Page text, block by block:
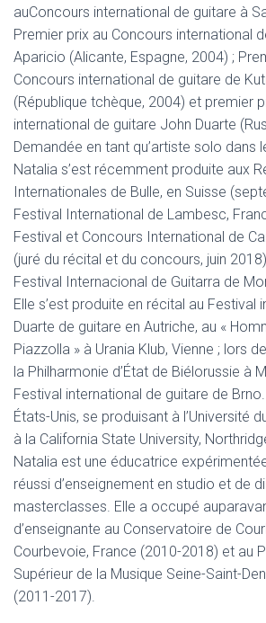
auConcours international de guitare à
Premier prix au Concours international
Aparicio (Alicante, Espagne, 2004) ;
Concours international de guitare de
(République tchèque, 2004) et premier
international de guitare John Duarte
Demandée en tant qu’artiste solo dans
Natalia s’est récemment produite aux
Internationales de Bulle, en Suisse
Festival International de Lambesc,
Festival et Concours International de
(juré du récital et du concours, juin
Festival Internacional de Guitarra de
Elle s’est produite en récital au Festival
Duarte de guitare en Autriche, au «
Piazzolla » à Urania Klub, Vienne ; lors
la Philharmonie d’État de Biélorussie à
Festival international de guitare de
États-Unis, se produisant à l’Université
à la California State University,
Natalia est une éducatrice
réussi d’enseignement en studio et de
masterclasses. Elle a occupé
d’enseignante au Conservatoire de
Courbevoie, France (2010-2018) et au
Supérieur de la Musique Seine-Saint-
(2011-2017).